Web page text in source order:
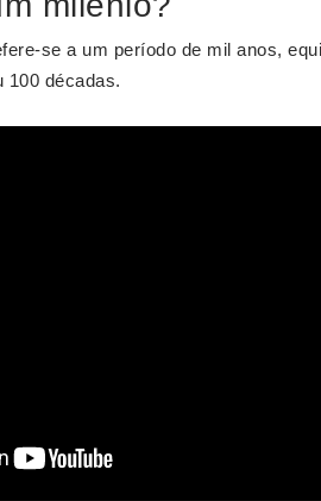
se a um período de mil anos,
100 décadas.